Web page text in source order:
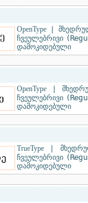
OpenType|
ჩვეულებრივი
დამოკიდებული
OpenType|
ჩვეულებრივი
დამოკიდებული
TrueType|
ჩვეულებრივი
დამოკიდებული